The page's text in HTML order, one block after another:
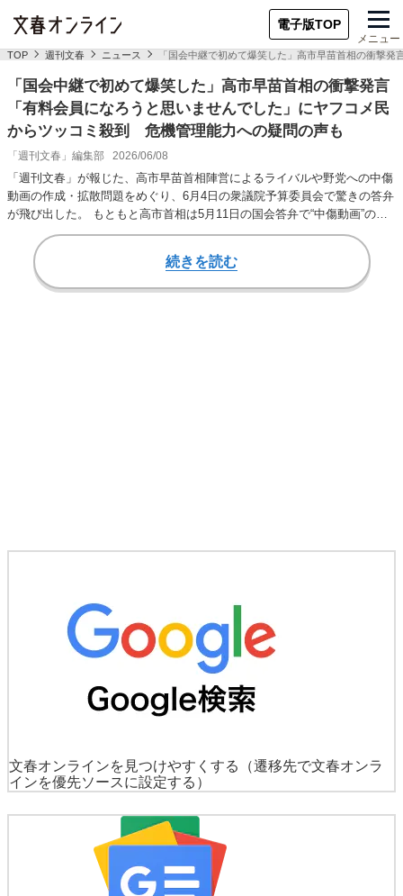
電子版TOP
メニュー
TOP 週刊文春 ニュース 「国会中継で初めて爆笑した」高市早苗首相の衝撃
「国会中継で初めて爆笑した」高市早苗首相の衝撃発言
「有料会員になろうと思いませんでした」にヤフコメ民
からツッコミ殺到 危機管理能力への疑問の声も
「週刊文春」編集部 2026/06/08
「週刊文春」が報じた、高市早苗首相陣営によるライバルや野党への中傷
動画の作成・拡散問題をめぐり、6月4日の衆議院予算委員会で驚きの答弁
が飛び出した。 もともと高市首相は5月11日の国会答弁で“中傷動画”の作
成者で起業…
続きを読む
文春オンラインを見つけやすくする
（遷移先で文春オンラ
インを優先ソースに設定する）